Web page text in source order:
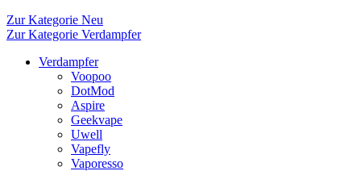
Zur Kategorie Neu
Zur Kategorie Verdampfer
Verdampfer
Voopoo
DotMod
Aspire
Geekvape
Uwell
Vapefly
Vaporesso